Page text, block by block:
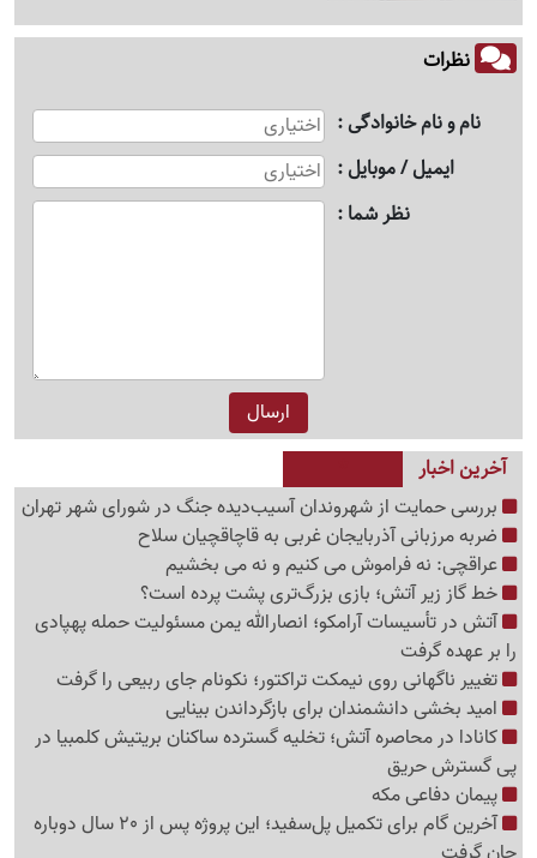
نظرات
نام و نام خانوادگی
ایمیل / موبایل
نظر شما
آخرین اخبار
بررسی حمایت از شهروندان آسیب‌دیده جنگ در شورای شهر تهران
ضربه مرزبانی آذربایجان غربی به قاچاقچیان سلاح
عراقچی: نه فراموش می کنیم و نه می بخشیم
خط گاز زیر آتش؛ بازی بزرگ‌تری پشت پرده است؟
آتش در تأسیسات آرامکو؛ انصارالله یمن مسئولیت حمله پهپادی
را بر عهده گرفت
تغییر ناگهانی روی نیمکت تراکتور؛ نکونام جای ربیعی را گرفت
امید بخشی دانشمندان برای بازگرداندن بینایی
کانادا در محاصره آتش؛ تخلیه گسترده ساکنان بریتیش کلمبیا در
پی گسترش حریق
پیمان دفاعی مکه
آخرین گام برای تکمیل پل‌سفید؛ این پروژه پس از 20 سال دوباره